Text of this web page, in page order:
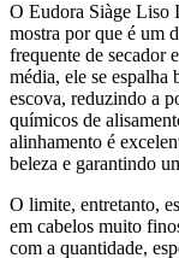
O Eudora Siàge Liso
mostra por que é um
frequente de secador
média, ele se espalha
escova, reduzindo a
químicos de
alinhamento é
beleza e garantindo
O limite, entretanto,
em cabelos muito
com a quantidade,